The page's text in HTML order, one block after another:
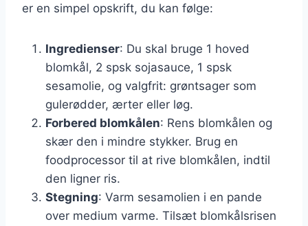
er en simpel opskrift, du kan følge:
Ingredienser: Du skal bruge 1 hoved
blomkål, 2 spsk sojasauce, 1 spsk
sesamolie, og valgfrit: grøntsager som
gulerødder, ærter eller løg.
Forbered blomkålen: Rens blomkålen og
skær den i mindre stykker. Brug en
foodprocessor til at rive blomkålen, indtil
den ligner ris.
Stegning: Varm sesamolien i en pande
over medium varme. Tilsæt blomkålsrisen